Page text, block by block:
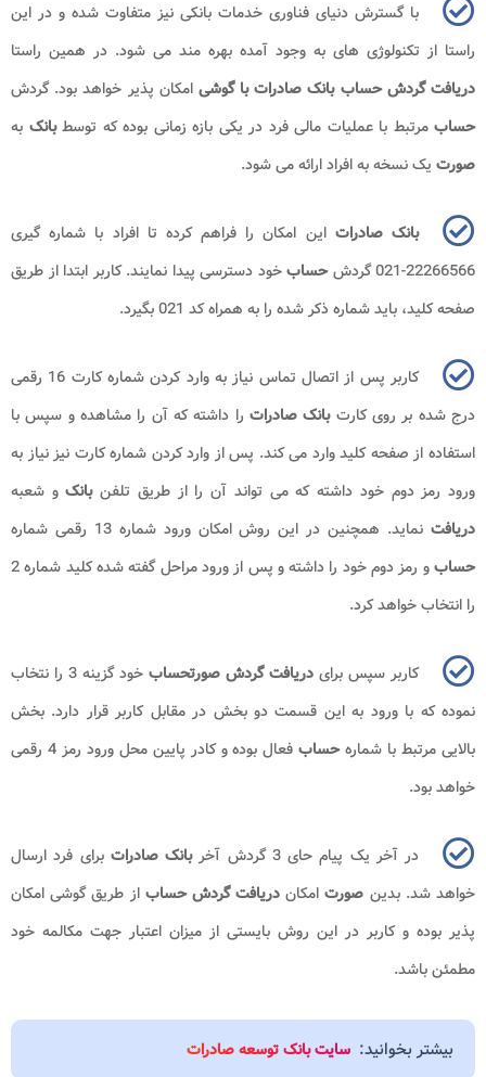
با گسترش دنیای فناوری خدمات بانکی نیز متفاوت شده و در این
راستا از تکنولوژی های به وجود آمده بهره مند می شود. در همین راستا
دریافت گردش حساب بانک صادرات با گوشی امکان پذیر خواهد بود. گردش
حسابمرتبط با عملیات مالی فرد در یکی بازه زمانی بوده که توسطبانک به
صورت یک نسخه به افراد ارائه می شود.
بانک صادراتاین امکان را فراهم کرده تا افراد با شماره گیری
22266566-021 گردش
حسابخود دسترسی پیدا نمایند. کاربر ابتدا از طریق
صفحه کلید، باید شماره ذکر شده را به همراه کد 021 بگیرد.
کاربر پس از اتصال تماس نیاز به وارد کردن شماره کارت 16 رقمی
درج شده بر روی کارتبانک صادرات را داشته که آن را مشاهده و سپس با
استفاده از صفحه کلید وارد می کند. پس از وارد کردن شماره کارت نیز نیاز به
ورود رمز دوم خود داشته که می تواند آن را از طریق تلفنبانکو شعبه
دریافت نماید. همچنین در این روش امکان ورود شماره 13 رقمی شماره
حساب
و رمز دوم خود را داشته و پس از ورود مراحل گفته شده کلید شماره 2
را انتخاب خواهد کرد.
کاربر سپس برای دریافت گردش صورتحساب
خود گزینه 3 را نتخاب
نموده که با ورود به این قسمت دو بخش در مقابل کاربر قرار دارد. بخش
بالایی مرتبط با شمارهحساب
فعال بوده و کادر پایین محل ورود رمز 4 رقمی
خواهد بود.
در آخر یک پیام حای 3 گردش آخر بانک صادراتبرای فرد ارسال
خواهد شد. بدین صورت امکان دریافت گردش حساباز طریق گوشی امکان
پذیر بوده و کاربر در این روش بایستی از میزان اعتبار جهت مکالمه خود
مطمئن باشد.
بیشتر بخوانید: سایت بانک توسعه صادرات